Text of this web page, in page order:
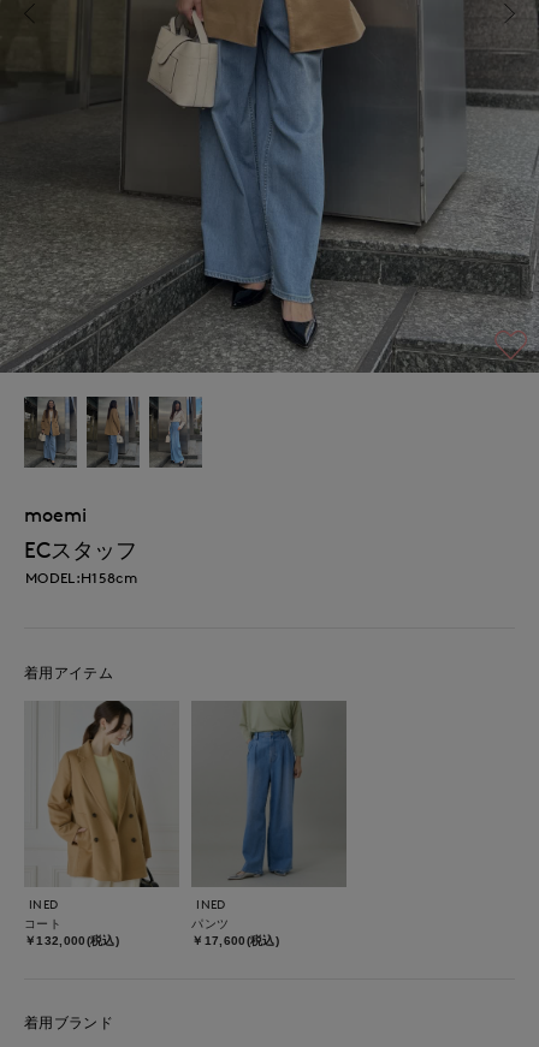
moemi
ECスタッフ
MODEL:H158cm
着用アイテム
INED
コート
￥132,000(税込)
INED
パンツ
￥17,600(税込)
着用ブランド